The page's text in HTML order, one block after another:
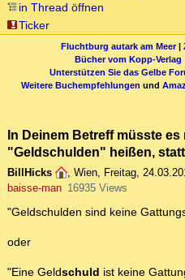
in Thread öffnen
Ticker
Fluchtburg autark am Meer|
Bücher vom Kopp-
Unterstützen Sie das Gelbe
Weitere Buchempfehlungen und
In Deinem Betreff müsste
"Geldschulden" heißen,
BillHicks , Wien, Freitag,
baisse-man 16935 Views
"Geldschulden sind keine
oder
"Eine Geldschuld ist keine